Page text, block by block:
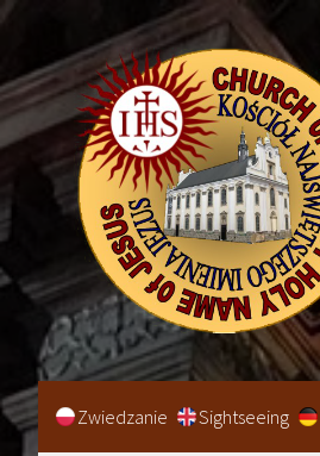
Zwiedzanie Sightseeing